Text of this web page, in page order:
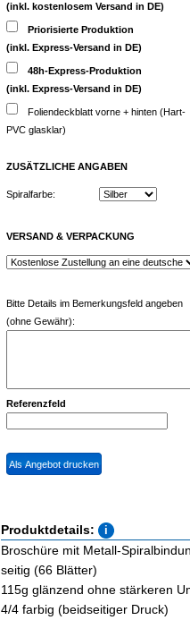
(inkl. kostenlosem Versand in DE)
Priorisierte Produktion
(inkl. Express-Versand in DE)
48h-Express-Produktion
(inkl. Express-Versand in DE)
Foliendeckblatt vorne + hinten (Hart-
PVC glasklar)
ZUSÄTZLICHE ANGABEN
Spiralfarbe:
VERSAND & VERPACKUNG
Bitte Details im Bemerkungsfeld angeben
(ohne Gewähr):
Referenzfeld
Produktdetails:
Broschüre mit Metall-
seitig (66 Blätter)
115g glänzend ohne stärkeren
4/4 farbig (beidseitiger Druck)